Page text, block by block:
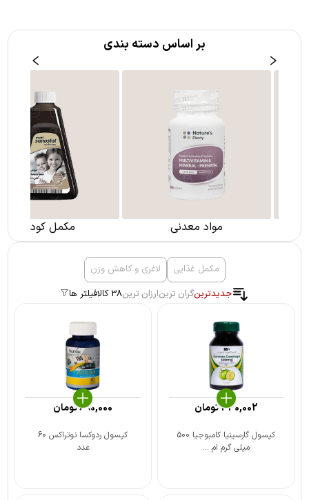
بر اساس دسته بندی
مواد معدنی مکمل کودکان
مکمل غذایی
لاغری و کاهش وزن
جدیدترینگران ترینارزان ترین38 کالا فیلتر ها
کپسول گارسینیا کامبوجیا 500
میلی گرم ام ...
340,002تومان
کپسول ردوکسا نوتراکس 60
عدد
690,000تومان